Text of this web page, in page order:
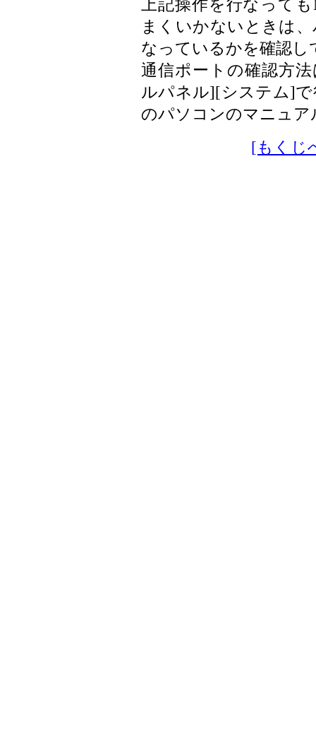
上記操作を行なって
まくいかないときは
なっているかを確認し
通信ポートの確認方
ルパネル][システム]
のパソコンのマニュ
[もくじ